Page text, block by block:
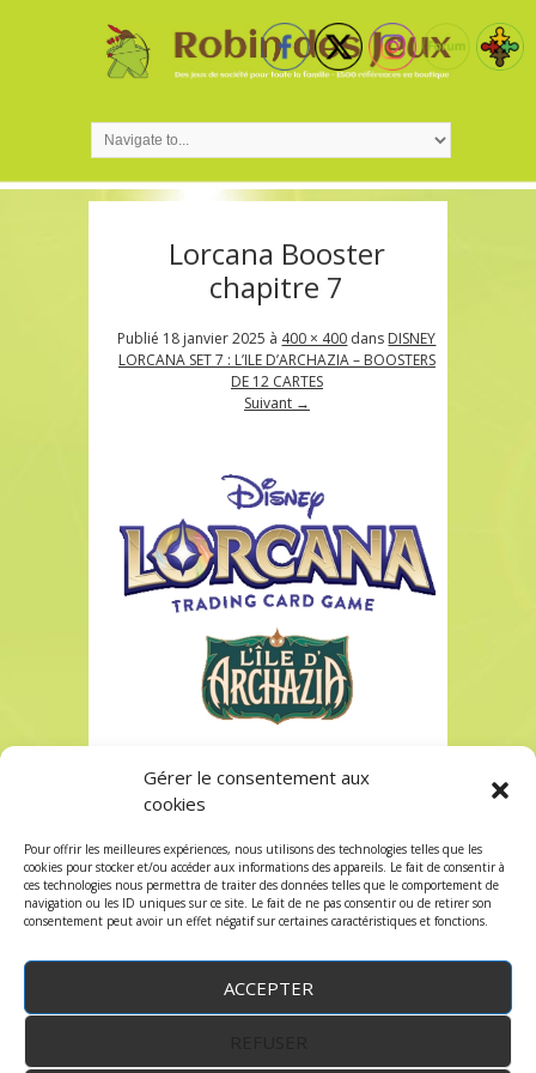
Gérer le consentement aux
cookies
Pour offrir les meilleures expériences, nous utilisons des technologies telles que les
cookies pour stocker et/ou accéder aux informations des appareils. Le fait de consentir à
ces technologies nous permettra de traiter des données telles que le comportement de
navigation ou les ID uniques sur ce site. Le fait de ne pas consentir ou de retirer son
consentement peut avoir un effet négatif sur certaines caractéristiques et fonctions.
ACCEPTER
Lorcana Booster
chapitre 7
Publié 18 janvier 2025 à 400 × 400 dans DISNEY
LORCANA SET 7 : L’ILE D’ARCHAZIA – BOOSTERS
DE 12 CARTES
Suivant →
Lorcana Booster chapitre 7
Les commentaires et les trackbacks sont
fermés.